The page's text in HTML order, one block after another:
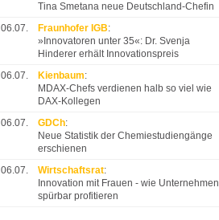
Tina Smetana neue Deutschland-Chefin
Fraunhofer IGB:
»Innovatoren unter 35«: Dr. Svenja
Hinderer erhält Innovationspreis
06.07.
Kienbaum:
MDAX-Chefs verdienen halb so viel wie
DAX-Kollegen
06.07.
GDCh:
Neue Statistik der Chemiestudiengänge
erschienen
06.07.
Wirtschaftsrat:
Innovation mit Frauen - wie Unternehmen
spürbar profitieren
06.07.